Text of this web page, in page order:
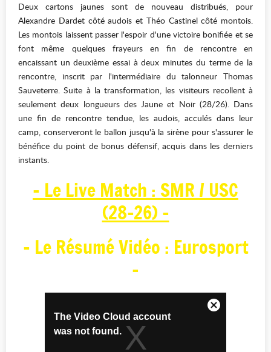
Deux cartons jaunes sont de nouveau distribués, pour
Alexandre Dardet côté audois et Théo Castinel côté montois.
Les montois laissent passer l'espoir d'une victoire bonifiée et se
font même quelques frayeurs en fin de rencontre en
encaissant un deuxième essai à deux minutes du terme de la
rencontre, inscrit par l'intermédiaire du talonneur Thomas
Sauveterre. Suite à la transformation, les visiteurs recollent à
seulement deux longueurs des Jaune et Noir (28/26). Dans
une fin de rencontre tendue, les audois, acculés dans leur
camp, conserveront le ballon jusqu'à la sirène pour s'assurer le
bénéfice du point de bonus défensif, acquis dans les derniers
instants.
- Le Live Match : SMR / USC
(28-26) -
- Le Résumé Vidéo : Eurosport
-